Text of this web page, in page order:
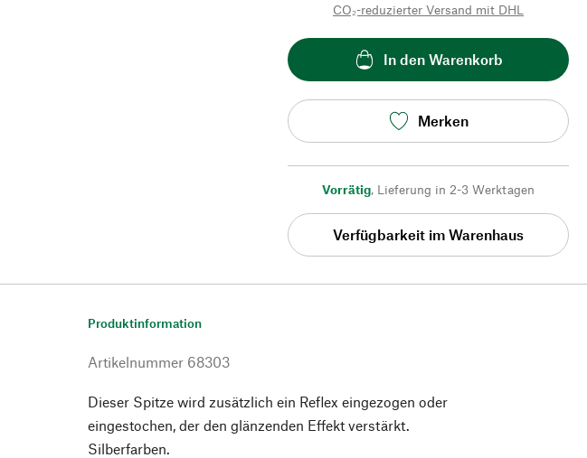
CO₂-reduzierter Versand mit DHL
In den Warenkorb
Merken
Vorrätig, Lieferung in 2-3 Werktagen
Verfügbarkeit im Warenhaus
Produktinformation
Artikelnummer 68303
Dieser Spitze wird zusätzlich ein Reflex eingezogen oder
eingestochen, der den glänzenden Effekt verstärkt.
Silberfarben.